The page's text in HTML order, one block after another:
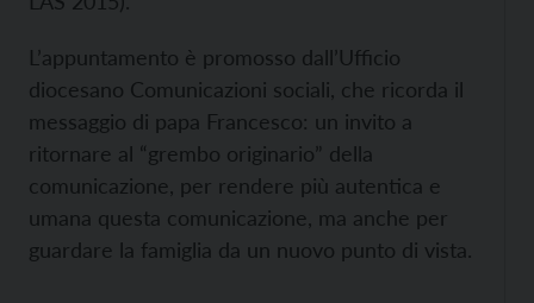
L’appuntamento è promosso dall’Ufficio
diocesano Comunicazioni sociali, che ricorda il
messaggio di papa Francesco: un invito a
ritornare al “grembo originario” della
comunicazione, per rendere più autentica e
umana questa comunicazione, ma anche per
guardare la famiglia da un nuovo punto di vista.